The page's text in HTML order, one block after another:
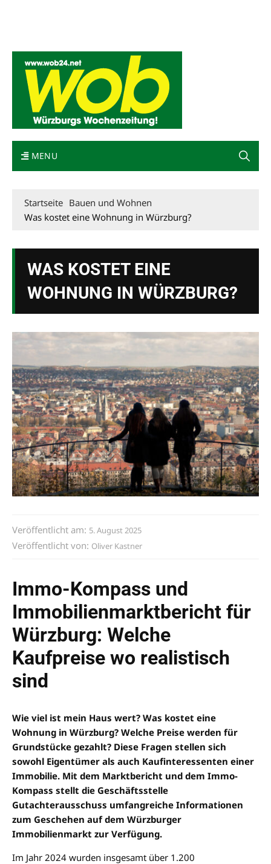
MENU
Startseite Bauen und Wohnen
Was kostet eine Wohnung in Würzburg?
WAS KOSTET EINE
WOHNUNG IN WÜRZBURG?
Veröffentlicht am: 5. August 2025
Veröffentlicht von: Oliver Kastner
Immo-Kompass und
Immobilienmarktbericht für
Würzburg: Welche
Kaufpreise wo realistisch
sind
Wie viel ist mein Haus wert? Was kostet eine
Wohnung in Würzburg? Welche Preise werden für
Grundstücke gezahlt? Diese Fragen stellen sich
sowohl Eigentümer als auch Kaufinteressenten einer
Immobilie. Mit dem Marktbericht und dem Immo-
Kompass stellt die Geschäftsstelle
Gutachterausschuss umfangreiche Informationen
zum Geschehen auf dem Würzburger
Immobilienmarkt zur Verfügung.
Im Jahr 2024 wurden insgesamt über 1.200